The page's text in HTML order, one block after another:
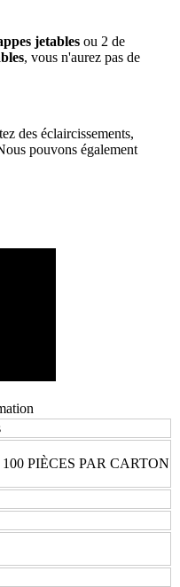
jetables ou 2 de
, vous n'aurez pas de
des éclaircissements,
pouvons également
PIÈCES PAR CARTON